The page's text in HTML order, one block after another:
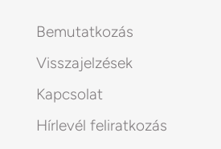
Bemutatkozás
Visszajelzések
Kapcsolat
Hírlevél feliratkozás